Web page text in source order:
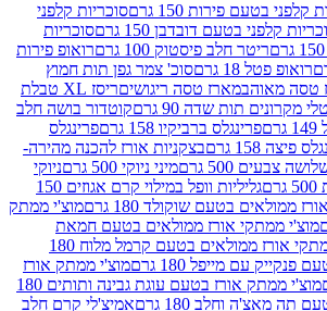
150 גרם
סוכריות קלפני
דובדבן 150 גרם
סוכריות
חלב פיסטוק 100 גרם
רואופ פירות
סוכ' צמר גפן תות חמוץ
מארז טסה ריגושים
ריסז XL טבלת
שדה 90 גרם
קוטדור בושה חלב
ברביקיו 158 גרם
פרינגלס
בצקניות אורז להכנה מהירה-
מיני ניוקי 500 גרם
ניוקי
גליליות וופל במילוי קרם אגוזים 150
שוקולד 180 גרם
מוצ'י ממתק
אורז ממולאים בטעם חמאת
מוצ'י ממתקי אורז ממולאים בטעם קרמל מלוח 180
180 גרם
מוצ'י ממתק אורז
מוצ'י ממתק אורז בטעם עוגת גבינה ותותים 180
180 גרם
אמיצ'לי קרם חלב